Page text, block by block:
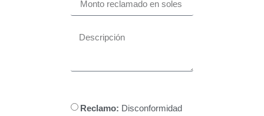
Reclamo: Disconformidad